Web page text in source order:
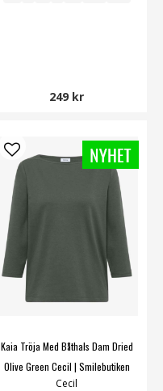
249 kr
Kaia Tröja Med Båthals Dam Dried
Olive Green Cecil | Smilebutiken
Cecil